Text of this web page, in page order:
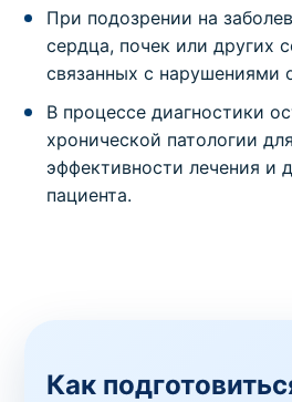
При подозрении на
сердца, почек или других
связанных с нарушениями
В процессе диагностики
хронической патологии
эффективности лечения и
пациента.
Как